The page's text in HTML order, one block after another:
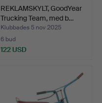
REKLAMSKYLT, GoodYear
Trucking Team, med b…
Klubbades 5 nov 2025
6 bud
122 USD